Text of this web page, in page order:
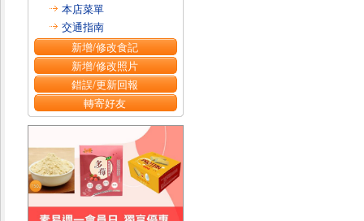
本店菜單
交通指南
新增/修改食記
新增/修改照片
錯誤/更新回報
轉寄好友